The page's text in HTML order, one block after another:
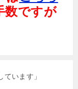
数ですが
ています」